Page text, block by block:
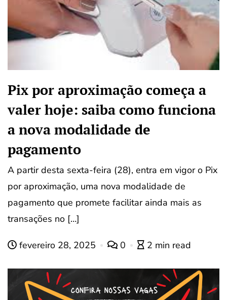
Pix por aproximação começa a
valer hoje: saiba como funciona
a nova modalidade de
pagamento
A partir desta sexta-feira (28), entra em vigor o Pix
por aproximação, uma nova modalidade de
pagamento que promete facilitar ainda mais as
transações no […]
fevereiro 28, 2025 0 2 min read